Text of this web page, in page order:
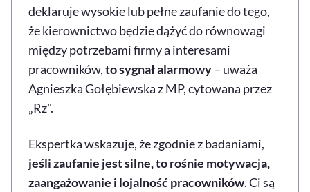
deklaruje wysokie lub pełne zaufanie do tego,
że kierownictwo będzie dążyć do równowagi
między potrzebami firmy a interesami
pracowników,to sygnał alarmowy– uważa
Agnieszka Gołębiewska z MP, cytowana przez
„Rz".
Ekspertka wskazuje, że zgodnie z badaniami,
jeśli zaufanie jest silne, to rośnie motywacja,
zaangażowanie i lojalność pracowników. Ci są